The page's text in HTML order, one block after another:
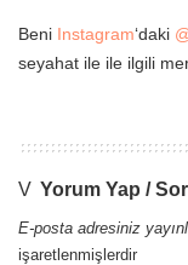
Beni Instagram‘daki
seyahat ile ile ilgili
Yorum Yap /
E-posta adresiniz
işaretlenmişlerdir